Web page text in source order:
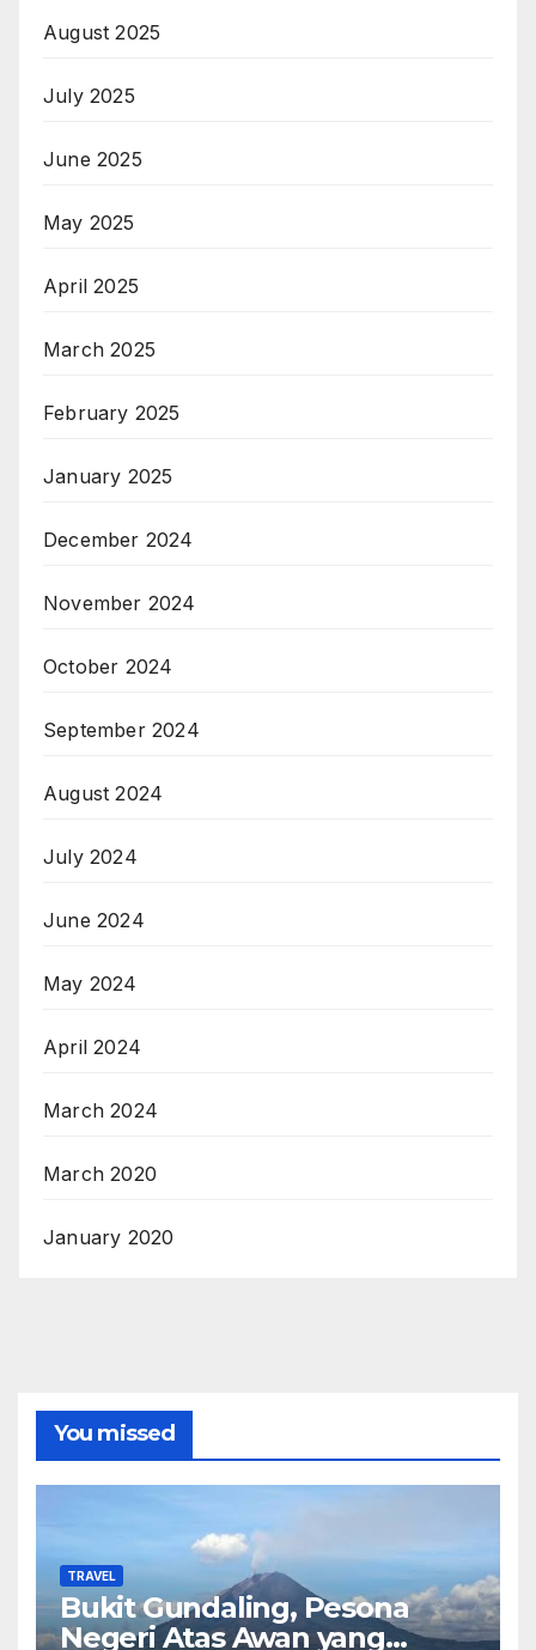
August 2025
July 2025
June 2025
May 2025
April 2025
March 2025
February 2025
January 2025
December 2024
November 2024
October 2024
September 2024
August 2024
July 2024
June 2024
May 2024
April 2024
March 2024
March 2020
January 2020
You missed
TRAVEL
Bukit Gundaling, Pesona
Negeri Atas Awan yang